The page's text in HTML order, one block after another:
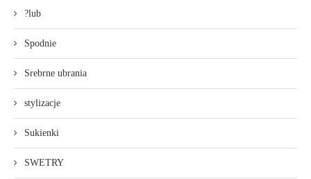
?lub
Spodnie
Srebrne ubrania
stylizacje
Sukienki
SWETRY